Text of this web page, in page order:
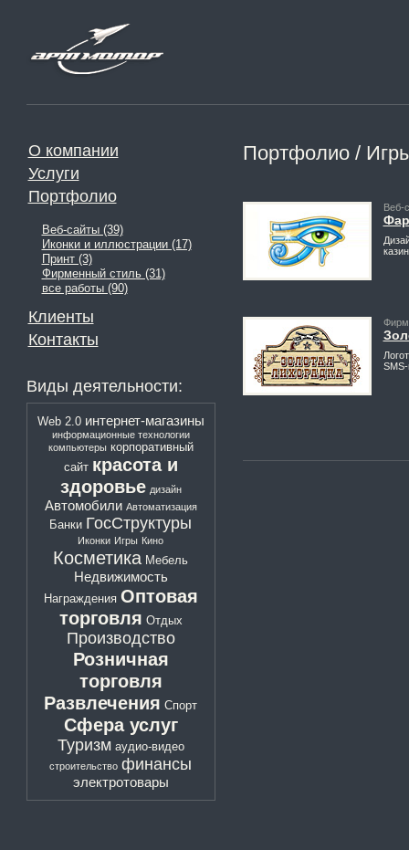
О компании
Услуги
Портфолио
Веб-сайты (39)
Иконки и иллюстрации (17)
Принт (3)
Фирменный стиль (31)
все работы (90)
Клиенты
Контакты
Виды деятельности:
Web 2.0 интернет-магазины
информационные технологии
компьютеры корпоративный
сайт красота и
здоровье дизайн
Автомобили Автоматизация
Банки ГосСтруктуры
Иконки Игры Кино
Косметика Мебель
Недвижимость
Награждения Оптовая
торговля Отдых
Производство
Розничная
торговля
Развлечения Спорт
Сфера услуг
Туризм аудио-видео
строительство финансы
электротовары
Портфолио /
Веб-